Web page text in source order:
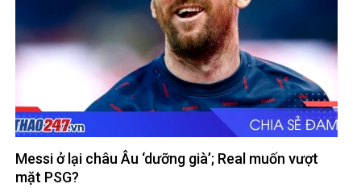
Messi ở lại châu Âu ‘dưỡng già’; Real muốn vượt
mặt PSG?